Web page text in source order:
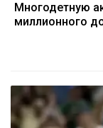
Многодетную
миллионного